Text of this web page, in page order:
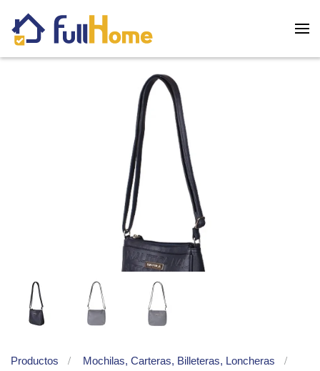
Skip to main content
Productos
Mochilas, Carteras, Billeteras, Loncheras